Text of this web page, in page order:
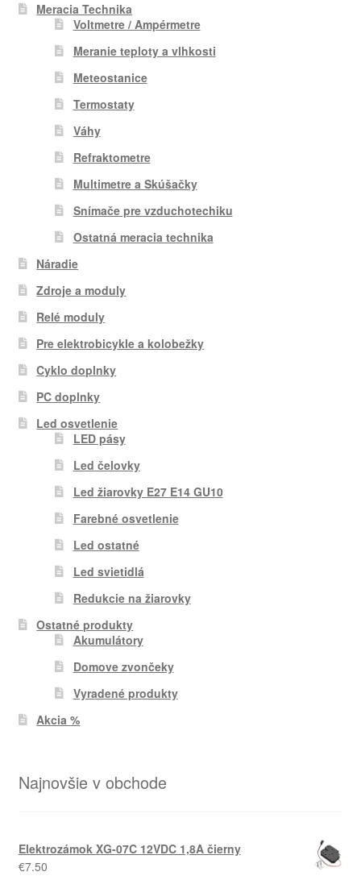
Meracia Technika
Voltmetre / Ampérmetre
Meranie teploty a vlhkosti
Meteostanice
Termostaty
Váhy
Refraktometre
Multimetre a Skúšačky
Snímače pre vzduchotechiku
Ostatná meracia technika
Náradie
Zdroje a moduly
Relé moduly
Pre elektrobicykle a kolobežky
Cyklo doplnky
PC doplnky
Led osvetlenie
LED pásy
Led čelovky
Led žiarovky E27 E14 GU10
Farebné osvetlenie
Led ostatné
Led svietidlá
Redukcie na žiarovky
Ostatné produkty
Akumulátory
Domove zvončeky
Vyradené produkty
Akcia %
Najnovšie v obchode
Elektrozámok XG-07C 12VDC 1,8A čierny
€7.50